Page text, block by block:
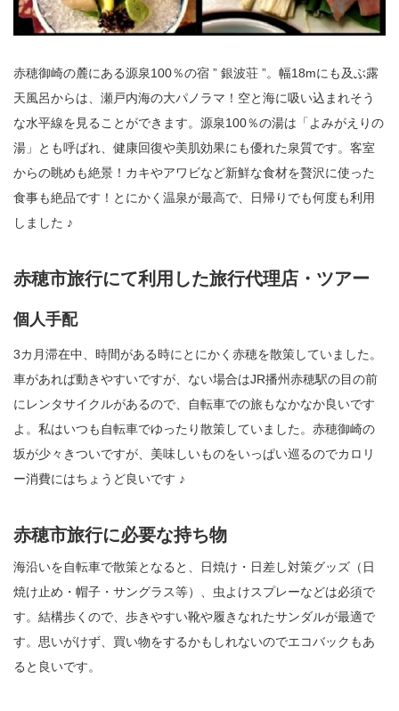
赤穂御崎の麓にある源泉100％の宿 ” 銀波荘 ”。幅18mにも及ぶ露
天風呂からは、瀬戸内海の大パノラマ！空と海に吸い込まれそう
な水平線を見ることができます。源泉100％の湯は「よみがえりの
湯」とも呼ばれ、健康回復や美肌効果にも優れた泉質です。客室
からの眺めも絶景！カキやアワビなど新鮮な食材を贅沢に使った
食事も絶品です！とにかく温泉が最高で、日帰りでも何度も利用
しました ♪
赤穂市旅行にて利用した旅行代理店・ツアー
個人手配
3カ月滞在中、時間がある時にとにかく赤穂を散策していました。
車があれば動きやすいですが、ない場合はJR播州赤穂駅の目の前
にレンタサイクルがあるので、自転車での旅もなかなか良いです
よ。私はいつも自転車でゆったり散策していました。赤穂御崎の
坂が少々きついですが、美味しいものをいっぱい巡るのでカロリ
ー消費にはちょうど良いです ♪
赤穂市旅行に必要な持ち物
海沿いを自転車で散策となると、日焼け・日差し対策グッズ（日
焼け止め・帽子・サングラス等）、虫よけスプレーなどは必須で
す。結構歩くので、歩きやすい靴や履きなれたサンダルが最適で
す。思いがけず、買い物をするかもしれないのでエコバックもあ
ると良いです。